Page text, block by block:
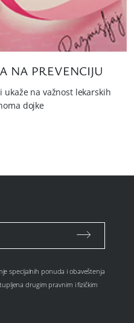
NA PREVENCIJU
na važnost lekarskih
dojke
specijalnih ponuda i obaveštenja
drugim pravnim i fizičkim